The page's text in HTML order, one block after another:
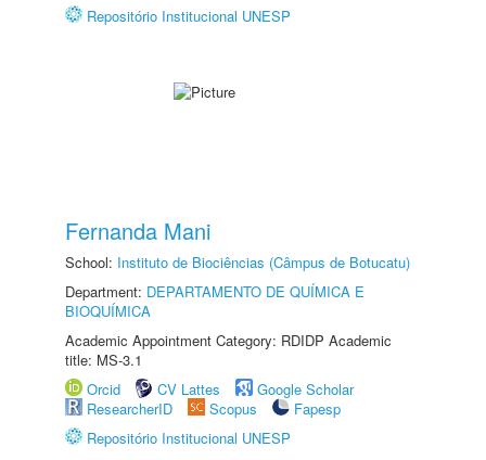
Repositório Institucional UNESP
Fernanda Mani
School: Instituto de Biociências (Câmpus de Botucatu)
Department: DEPARTAMENTO DE QUÍMICA E
BIOQUÍMICA
Academic Appointment Category: RDIDP Academic
title: MS-3.1
Orcid
CV Lattes
Google Scholar
ResearcherID
Scopus
Fapesp
Repositório Institucional UNESP